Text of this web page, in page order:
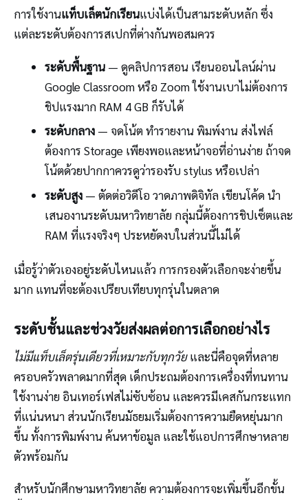
การใช้งานแท็บเล็ตนักเรียนแบ่งได้เป็นสามระดับหลัก ซึ่ง
แต่ละระดับต้องการสเปกที่ต่างกันพอสมควร
ระดับพื้นฐาน— ดูคลิปการสอน เรียนออนไลน์ผ่าน
Google Classroom หรือ Zoom ใช้งานเบาไม่ต้องการ
ชิปแรงมาก RAM 4 GB ก็รับได้
ระดับกลาง— จดโน้ต ทำรายงาน พิมพ์งาน ส่งไฟล์
ต้องการ Storage เพียงพอและหน้าจอที่อ่านง่าย ถ้าจด
โน้ตด้วยปากกาควรดูว่ารองรับ stylus หรือเปล่า
ระดับสูง— ตัดต่อวิดีโอ วาดภาพดิจิทัล เขียนโค้ด นำ
เสนองานระดับมหาวิทยาลัย กลุ่มนี้ต้องการชิปเซ็ตและ
RAM ที่แรงจริงๆ ประหยัดงบในส่วนนี้ไม่ได้
เมื่อรู้ว่าตัวเองอยู่ระดับไหนแล้ว การกรองตัวเลือกจะง่ายขึ้น
มาก แทนที่จะต้องเปรียบเทียบทุกรุ่นในตลาด
ระดับชั้นและช่วงวัยส่งผลต่อการเลือกอย่างไร
ไม่มีแท็บเล็ตรุ่นเดียวที่เหมาะกับทุกวัยและนี่คือจุดที่หลาย
ครอบครัวพลาดมากที่สุด เด็กประถมต้องการเครื่องที่ทนทาน
ใช้งานง่าย อินเทอร์เฟสไม่ซับซ้อน และควรมีเคสกันกระแทก
ที่แน่นหนา ส่วนนักเรียนมัธยมเริ่มต้องการความยืดหยุ่นมาก
ขึ้น ทั้งการพิมพ์งาน ค้นหาข้อมูล และใช้แอปการศึกษาหลาย
ตัวพร้อมกัน
สำหรับนักศึกษามหาวิทยาลัย ความต้องการจะเพิ่มขึ้นอีกขั้น